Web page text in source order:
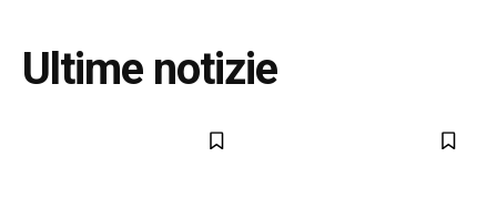
Ultime notizie